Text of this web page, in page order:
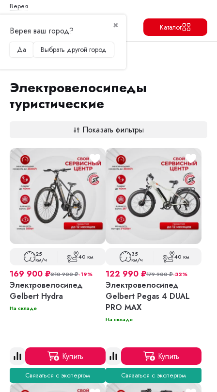
Верея
✖
Верея ваш город?
Да Выбрать другой город
Каталог
Главная
Электровелосипеды
Электровелосипеды
туристические
Показать фильтры
25
км/ч 40 км
169 900 ₽210 900₽-19%
Электровелосипед
Gelbert Hydra
На складе
Купить
Связаться с экспертом
35
км/ч 40 км
122 990 ₽179 900₽-32%
Электровелосипед
Gelbert Pegas 4 DUAL
PRO MAX
На складе
Купить
Связаться с экспертом
Продолжить